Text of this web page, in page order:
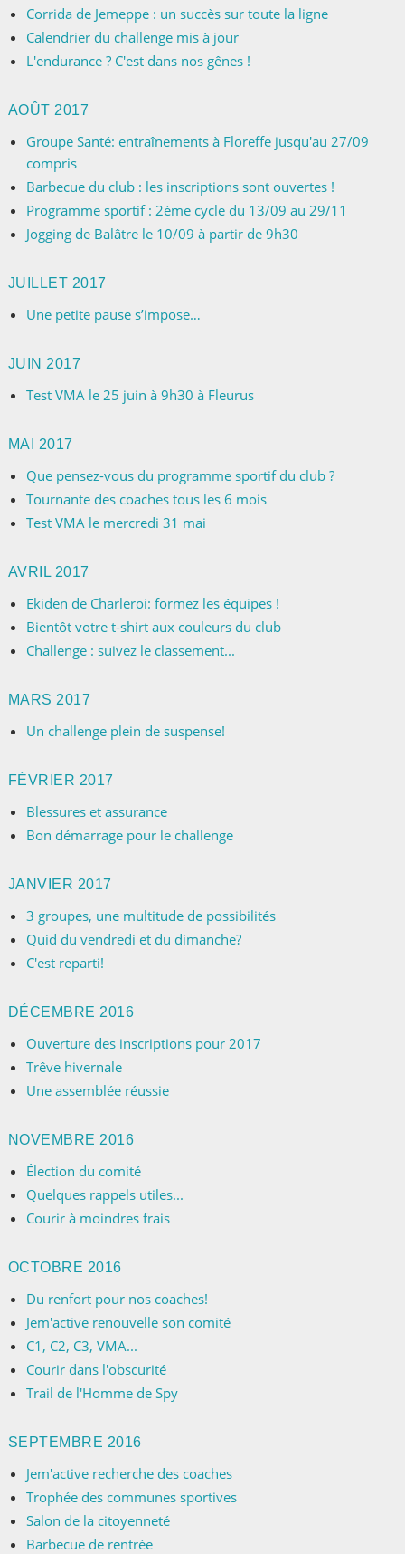
Corrida de Jemeppe : un succès sur toute la ligne
Calendrier du challenge mis à jour
L'endurance ? C'est dans nos gênes !
AOÛT 2017
Groupe Santé: entraînements à Floreffe jusqu'au 27/09
compris
Barbecue du club : les inscriptions sont ouvertes !
Programme sportif : 2ème cycle du 13/09 au 29/11
Jogging de Balâtre le 10/09 à partir de 9h30
JUILLET 2017
Une petite pause s’impose…
JUIN 2017
Test VMA le 25 juin à 9h30 à Fleurus
MAI 2017
Que pensez-vous du programme sportif du club ?
Tournante des coaches tous les 6 mois
Test VMA le mercredi 31 mai
AVRIL 2017
Ekiden de Charleroi: formez les équipes !
Bientôt votre t-shirt aux couleurs du club
Challenge : suivez le classement...
MARS 2017
Un challenge plein de suspense!
FÉVRIER 2017
Blessures et assurance
Bon démarrage pour le challenge
JANVIER 2017
3 groupes, une multitude de possibilités
Quid du vendredi et du dimanche?
C'est reparti!
DÉCEMBRE 2016
Ouverture des inscriptions pour 2017
Trêve hivernale
Une assemblée réussie
NOVEMBRE 2016
Élection du comité
Quelques rappels utiles...
Courir à moindres frais
OCTOBRE 2016
Du renfort pour nos coaches!
Jem'active renouvelle son comité
C1, C2, C3, VMA...
Courir dans l'obscurité
Trail de l'Homme de Spy
SEPTEMBRE 2016
Jem'active recherche des coaches
Trophée des communes sportives
Salon de la citoyenneté
Barbecue de rentrée